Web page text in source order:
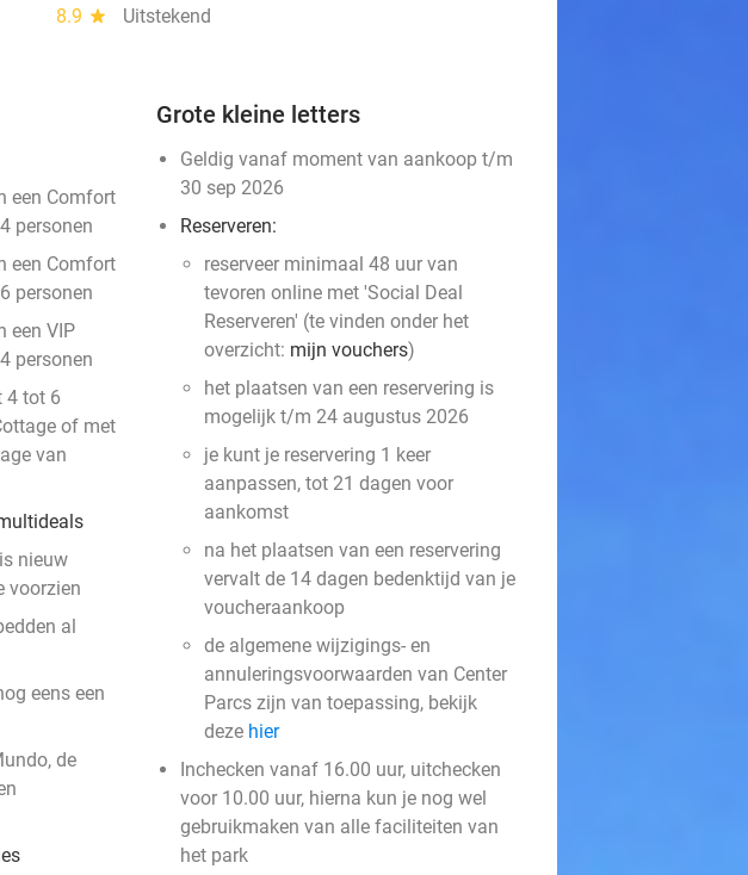
8.9 star
Uitstekend
een Comfort
personen
een Comfort
personen
een VIP
personen
4 tot 6
of met
van
nieuw
voorzien
al
eens een
de
Grote kleine letters
Geldig vanaf moment van aankoop t/m
30 sep 2026
Reserveren:
reserveer minimaal 48 uur van
tevoren online met 'Social Deal
Reserveren' (te vinden onder het
overzicht: mijn vouchers)
het plaatsen van een reservering is
mogelijk t/m 24 augustus 2026
je kunt je reservering 1 keer
aanpassen, tot 21 dagen voor
aankomst
na het plaatsen van een reservering
vervalt de 14 dagen bedenktijd van je
voucheraankoop
de algemene wijzigings- en
annuleringsvoorwaarden van Center
Parcs zijn van toepassing, bekijk
deze hier
Inchecken vanaf 16.00 uur, uitchecken
voor 10.00 uur, hierna kun je nog wel
gebruikmaken van alle faciliteiten van
het park